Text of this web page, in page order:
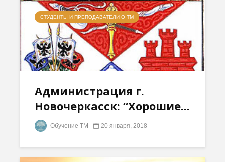
СТУДЕНТЫ И ПРЕПОДАВАТЕЛИ О ТМ
Администрация г.
Новочеркасск: “Хорошие...
Обучение ТМ 20 января, 2018